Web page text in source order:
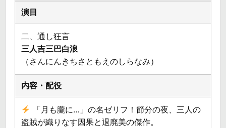
二、通し狂言
三人吉三巴白浪
（さんにんきちさともえのしらなみ）
「月も朧に…」の名ゼリフ！節分の夜、三人の
盗賊が織りなす因果と退廃美の傑作。